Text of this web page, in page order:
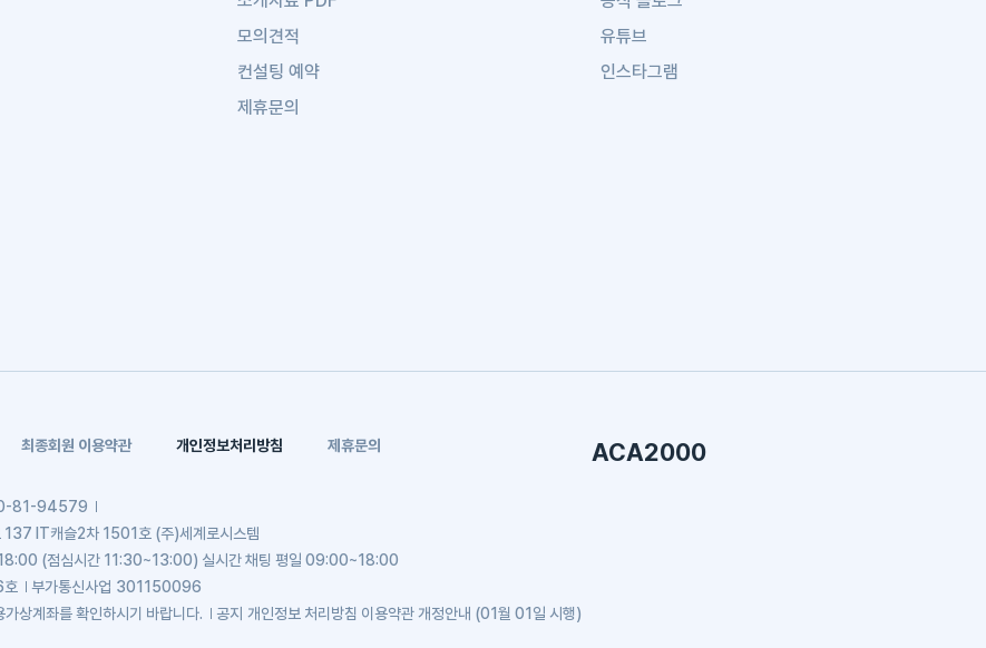
모의견적
컨설팅 예약
제휴문의
유튜브
인스타그램
최종회원 이용약관 개인정보처리방침 제휴문의
81-94579
137 IT캐슬2차 1501호 (주)세계로시스템
(점심시간 11:30~13:00) 실시간 채팅 평일 09:00~18:00
부가통신사업 301150096
상계좌를 확인하시기 바랍니다.
공지 개인정보 처리방침 이용약관 개정안내 (01월 01일 시행)
ACA2000